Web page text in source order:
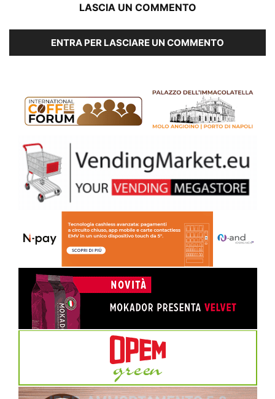
LASCIA UN COMMENTO
ENTRA PER LASCIARE UN COMMENTO